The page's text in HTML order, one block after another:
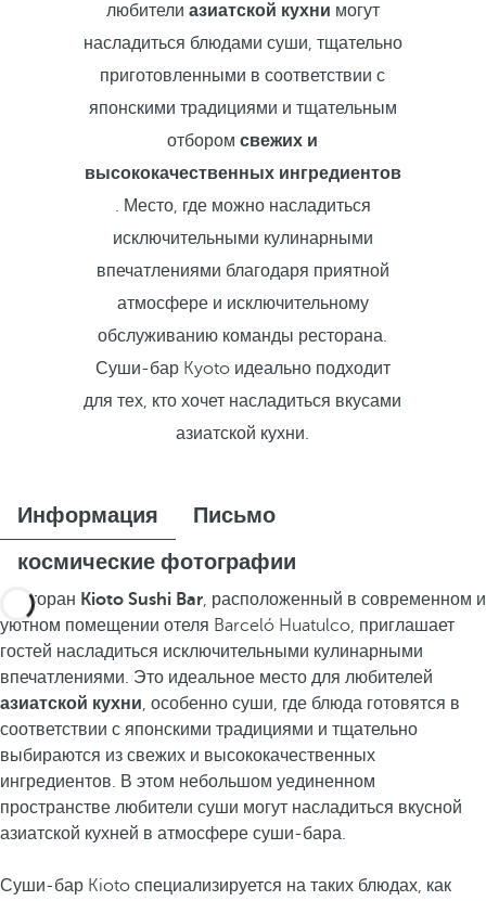
любители азиатской кухни могут
насладиться блюдами суши, тщательно
приготовленными в соответствии с
японскими традициями и тщательным
отборомсвежих и
высококачественных ингредиентов
. Место, где можно насладиться
исключительными кулинарными
впечатлениями благодаря приятной
атмосфере и исключительному
обслуживанию команды ресторана.
Суши-бар Kyoto идеально подходит
для тех, кто хочет насладиться вкусами
азиатской кухни.
Информация
Письмо
космические фотографии
Ресторан Kioto Sushi Bar, расположенный в современном и
уютном помещении отеля Barceló Huatulco, приглашает
гостей насладиться исключительными кулинарными
впечатлениями. Это идеальное место для любителей
азиатской кухни, особенно суши, где блюда готовятся в
соответствии с японскими традициями и тщательно
выбираются из свежих и высококачественных
ингредиентов. В этом небольшом уединенном
пространстве любители суши могут насладиться вкусной
азиатской кухней в атмосфере суши-бара.
Суши-бар Kioto специализируется на таких блюдах, как